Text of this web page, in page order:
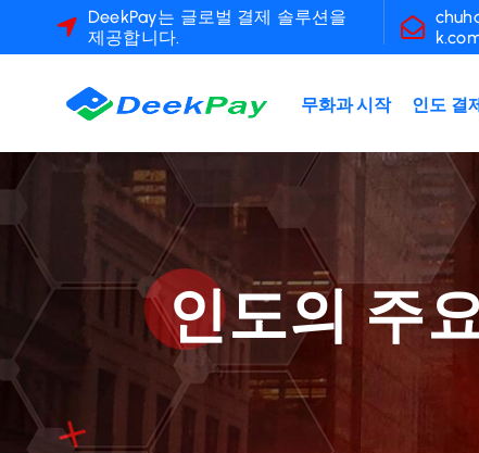
뛰
DeekPay는 글로벌 결제 솔루션을
제공합니다.
무화과 시작 인도 결
인도의 주